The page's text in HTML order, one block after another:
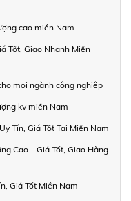
cao miền Nam
Tốt, Giao Nhanh Miền
mọi ngành công nghiệp
kv miền Nam
Tín, Giá Tốt Tại Miền Nam
Cao – Giá Tốt, Giao Hàng
Giá Tốt Miền Nam